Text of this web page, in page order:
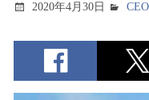
2020年4月30日